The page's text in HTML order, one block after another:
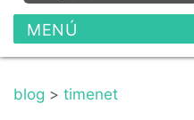
MENÚ
blog > timenet